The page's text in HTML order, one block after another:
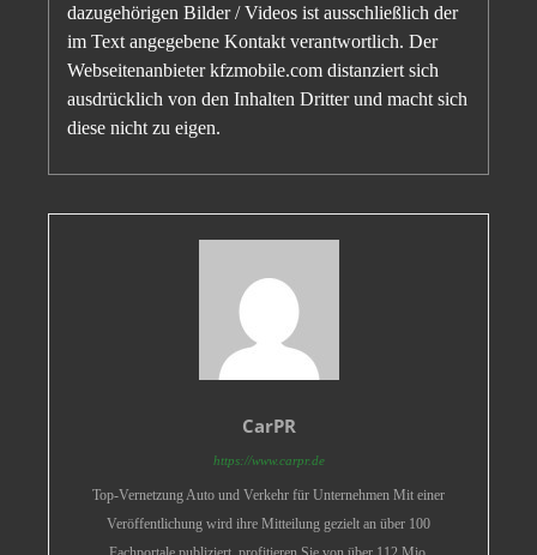
dazugehörigen Bilder / Videos ist ausschließlich der
im Text angegebene Kontakt verantwortlich. Der
Webseitenanbieter kfzmobile.com distanziert sich
ausdrücklich von den Inhalten Dritter und macht sich
diese nicht zu eigen.
CarPR
https://www.carpr.de
Top-Vernetzung Auto und Verkehr für Unternehmen Mit einer
Veröffentlichung wird ihre Mitteilung gezielt an über 100